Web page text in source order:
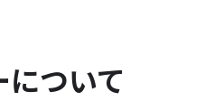
について